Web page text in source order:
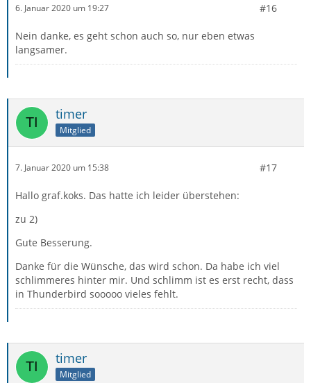
6. Januar 2020 um 19:27 #16
Nein danke, es geht schon auch so, nur eben etwas
langsamer.
timer
Mitglied
7. Januar 2020 um 15:38 #17
Hallo graf.koks. Das hatte ich leider überstehen:
zu 2)
Gute Besserung.
Danke für die Wünsche, das wird schon. Da habe ich viel
schlimmeres hinter mir. Und schlimm ist es erst recht, dass
in Thunderbird sooooo vieles fehlt.
timer
Mitglied